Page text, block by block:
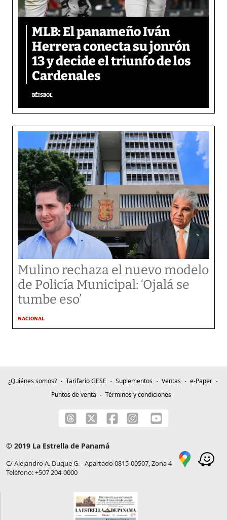
MLB: El panameño Iván
Herrera conecta su jonrón
13 y decide el triunfo de los
Cardenales
BÉISBOL
Mulino rechaza el nuevo modelo
de Policía Municipal: ‘Ojalá se
tumbe eso’
NACIONAL
¿Quiénes somos? Tarifario GESE Suplementos Ventas
e-Paper
Puntos de venta
Términos y condiciones
© 2019 La Estrella de Panamá
C/ Alejandro A. Duque G. - Apartado 0815-00507, Zona 4
Teléfono: +507 204-0000